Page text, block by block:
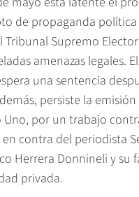
de propaganda
Supremo
amenazas legales.
una sentencia
persiste la
por un trabajo
contra del periodista
Herrera Donnineli y
privada.